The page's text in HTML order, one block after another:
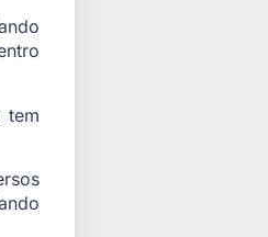
tem